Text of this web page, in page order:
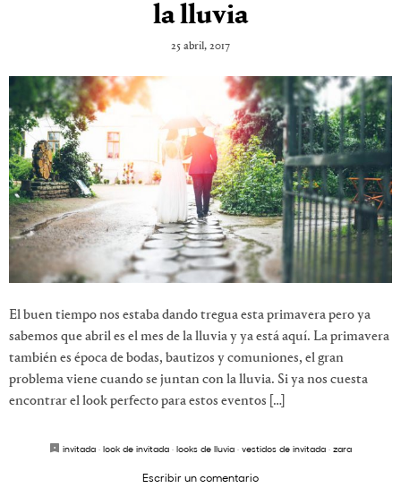
la lluvia
25 abril, 2017
El buen tiempo nos estaba dando tregua esta primavera pero ya
sabemos que abril es el mes de la lluvia y ya está aquí. La primavera
también es época de bodas, bautizos y comuniones, el gran
problema viene cuando se juntan con la lluvia. Si ya nos cuesta
encontrar el look perfecto para estos eventos […]
invitada · look de invitada · looks de lluvia · vestidos de invitada · zara
Escribir un comentario